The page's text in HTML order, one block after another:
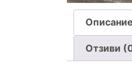
Описание
Отзиви